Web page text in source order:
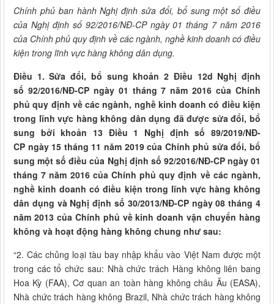
Chính phủ ban hành Nghị định sửa đổi, bổ sung một số điều
của Nghị định số 92/2016/NĐ-CP ngày 01 tháng 7 năm 2016
của Chính phủ quy định về các ngành, nghề kinh doanh có điều
kiện trong lĩnh vực hàng không dân dụng.
Điều 1. Sửa đổi, bổ sung khoản 2 Điều 12d Nghị định
số 92/2016/NĐ-CP ngày 01 tháng 7 năm 2016 của Chính
phủ quy định về các ngành, nghề kinh doanh có điều kiện
trong lĩnh vực hàng không dân dụng đã được sửa đổi, bổ
sung bởi khoản 13 Điều 1 Nghị định số 89/2019/NĐ-
CP ngày 15 tháng 11 năm 2019 của Chính phủ sửa đổi, bổ
sung một số điều của Nghị định số 92/2016/NĐ-CP ngày 01
tháng 7 năm 2016 của Chính phủ quy định về các ngành,
nghề kinh doanh có điều kiện trong lĩnh vực hàng không
dân dụng và Nghị định số 30/2013/NĐ-CP ngày 08 tháng 4
năm 2013 của Chính phủ về kinh doanh vận chuyển hàng
không và hoạt động hàng không chung như sau:
“2. Các chủng loại tàu bay nhập khẩu vào Việt Nam được một
trong các tổ chức sau: Nhà chức trách Hàng không liên bang
Hoa Kỳ (FAA), Cơ quan an toàn hàng không châu Âu (EASA),
Nhà chức trách hàng không Brazil, Nhà chức trách hàng không